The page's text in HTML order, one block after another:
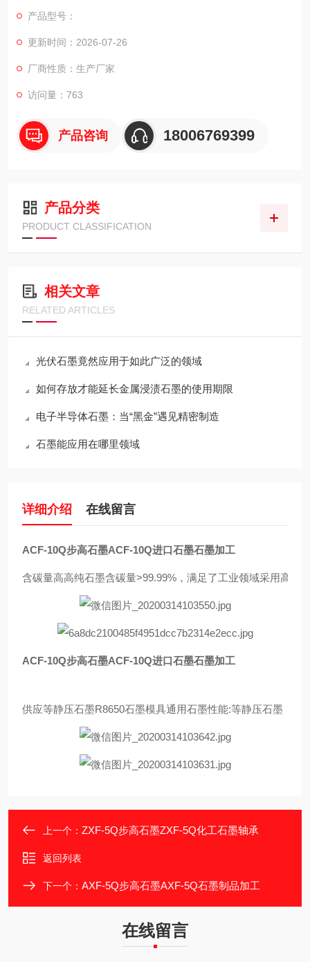
产品型号：
更新时间：2026-07-26
厂商性质：生产厂家
访问量：763
产品咨询 18006769399
产品分类
PRODUCT CLASSIFICATION
相关文章
RELATED ARTICLES
光伏石墨竟然应用于如此广泛的领域
如何存放才能延长金属浸渍石墨的使用期限
电子半导体石墨：当“黑金”遇见精密制造
石墨能应用在哪里领域
详细介绍 在线留言
ACF-10Q步高石墨ACF-10Q进口石墨石墨加工
含碳量高高纯石墨含碳量>99.99%，满足了工业领域采用高
ACF-10Q步高石墨ACF-10Q进口石墨石墨加工
供应等静压石墨R8650石墨模具通用石墨性能:等静压石墨【
上一个： ZXF-5Q步高石墨ZXF-5Q化工石墨轴承
返回列表
下一个： AXF-5Q步高石墨AXF-5Q石墨制品加工
在线留言